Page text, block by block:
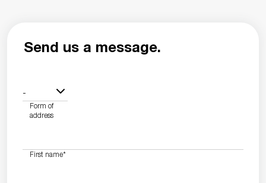
Send us a message.
-
Form of
address
First name*